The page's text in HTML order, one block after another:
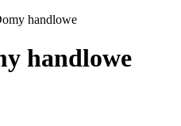
handlowe
handlowe